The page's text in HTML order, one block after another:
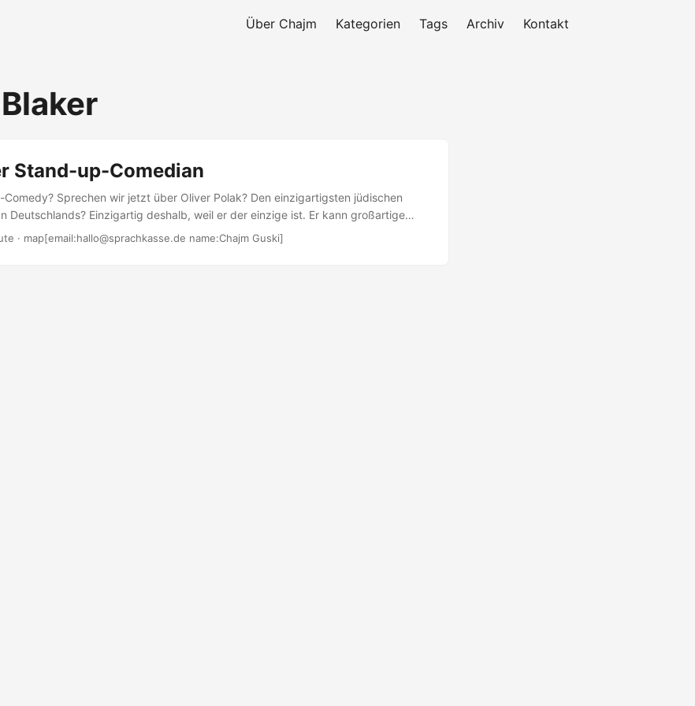
Über Chajm Kategorien Tags Archiv Kontakt
Stand-up-Comedian
Sprechen wir jetzt über Oliver Polak? Den einzigartigsten jüdischen
Deutschlands? Einzigartig deshalb, weil er der einzige ist. Er kann großartige
und tut schlaue Dinge, aber seine Stand-Ups kennzeichnen sich eher dadurch,
· map[email:hallo@sprachkasse.de name:Chajm Guski]